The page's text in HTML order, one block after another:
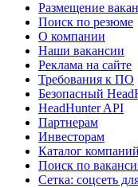
Размещение
Поиск по резюме
О компании
Наши вакансии
Реклама на сайте
Требования к ПО
Безопасный
HeadHunter API
Партнерам
Инвесторам
Каталог компаний
Поиск по
Сетка: соцсеть